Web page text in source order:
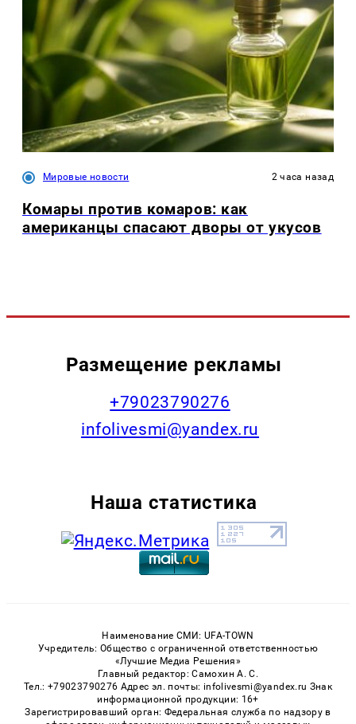
Мировые новости 2 часа назад
Комары против комаров: как
американцы спасают дворы от укусов
Размещение рекламы
+79023790276
infolivesmi@yandex.ru
Наша статистика
Наименование СМИ: UFA-TOWN
Учредитель: Общество с ограниченной ответственностью
«Лучшие Медиа Решения»
Главный редактор: Самохин А. С.
Тел.: +79023790276 Адрес эл. почты: infolivesmi@yandex.ru Знак
информационной продукции: 16+
Зарегистрировавший орган: Федеральная служба по надзору в